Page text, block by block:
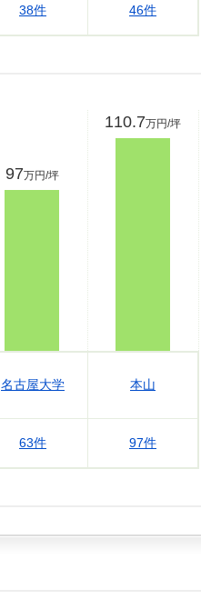
38件 46件
97万円/坪
名古屋大学
63件
110.7万円/坪
本山
97件